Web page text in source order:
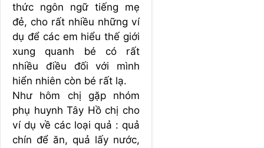
thức ngôn ngữ tiếng mẹ
đẻ, cho rất nhiều những ví
dụ để các em hiểu thế giới
xung quanh bé có rất
nhiều điều đối với mình
hiển nhiên còn bé rất lạ.
Như hôm chị gặp nhóm
phụ huynh Tây Hồ chị cho
ví dụ về các loại quả : quả
chín để ăn, quả lấy nước,